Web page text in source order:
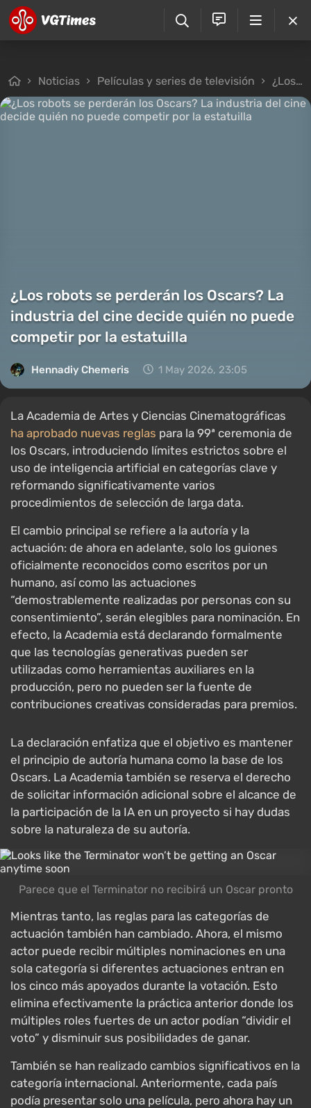
Noticias Películas y series de televisión ¿Los robots se perderán los Oscars? La industria del cine decide quién no puede competir por la estatuilla
¿Los robots se perderán los Oscars? La
industria del cine decide quién no puede
competir por la estatuilla
Hennadiy Chemеris 1 May 2026, 23:05
La Academia de Artes y Ciencias Cinematográficas
ha aprobado nuevas reglas para la 99ª ceremonia de
los Oscars, introduciendo límites estrictos sobre el
uso de inteligencia artificial en categorías clave y
reformando significativamente varios
procedimientos de selección de larga data.
El cambio principal se refiere a la autoría y la
actuación: de ahora en adelante, solo los guiones
oficialmente reconocidos como escritos por un
humano, así como las actuaciones
“demostrablemente realizadas por personas con su
consentimiento”, serán elegibles para nominación. En
efecto, la Academia está declarando formalmente
que las tecnologías generativas pueden ser
utilizadas como herramientas auxiliares en la
producción, pero no pueden ser la fuente de
contribuciones creativas consideradas para premios.
La declaración enfatiza que el objetivo es mantener
el principio de autoría humana como la base de los
Oscars. La Academia también se reserva el derecho
de solicitar información adicional sobre el alcance de
la participación de la IA en un proyecto si hay dudas
sobre la naturaleza de su autoría.
Parece que el Terminator no recibirá un Oscar pronto
Mientras tanto, las reglas para las categorías de
actuación también han cambiado. Ahora, el mismo
actor puede recibir múltiples nominaciones en una
sola categoría si diferentes actuaciones entran en
los cinco más apoyados durante la votación. Esto
elimina efectivamente la práctica anterior donde los
múltiples roles fuertes de un actor podían “dividir el
voto” y disminuir sus posibilidades de ganar.
También se han realizado cambios significativos en la
categoría internacional. Anteriormente, cada país
podía presentar solo una película, pero ahora hay un